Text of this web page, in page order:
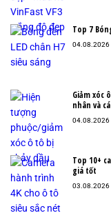
Top 7
04.08.2026
Giảm xóc
nhân và
04.08.2026
Top 10+
giá tốt
03.08.2026